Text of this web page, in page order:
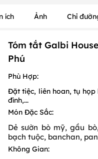
ích Ảnh Chỉ
Tóm tắt Galbi
Phú
Phù Hợp:
Đặt tiệc, liên hoan, tụ
đình,...
Món Đặc Sắc:
Dẻ sườn bò mỹ, gầu
bạch tuộc, banchan,
Không Gian: